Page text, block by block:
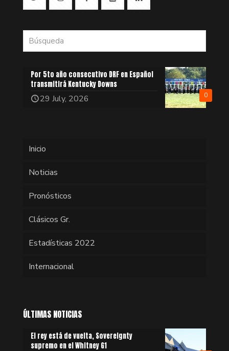
0
Por 5to año consecutivo DRF en Español
transmitirá Kentucky Downs
29 July, 2026
Inicio
Noticias
Pronósticos
Clásicos Gr.
Estadísticas 2022
Internacional
ÚLTIMAS NOTICIAS
El rey está de vuelta, Sovereignty
supremo en el Whitney G1